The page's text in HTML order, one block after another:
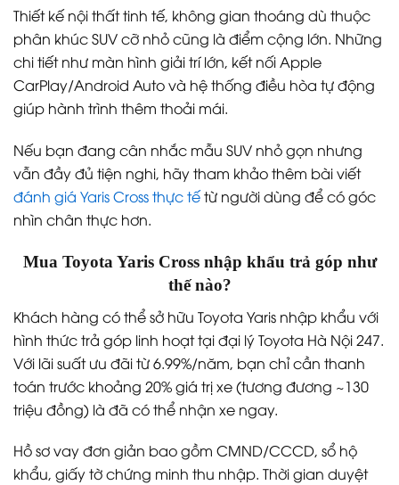
Thiết kế nội thất tinh tế, không gian thoáng dù thuộc
phân khúc SUV cỡ nhỏ cũng là điểm cộng lớn. Những
chi tiết như màn hình giải trí lớn, kết nối Apple
CarPlay/Android Auto và hệ thống điều hòa tự động
giúp hành trình thêm thoải mái.
Nếu bạn đang cân nhắc mẫu SUV nhỏ gọn nhưng
vẫn đầy đủ tiện nghi, hãy tham khảo thêm bài viết
đánh giá Yaris Cross thực tếtừ người dùng để có góc
nhìn chân thực hơn.
Mua Toyota Yaris Cross nhập khẩu trả góp như
thế nào?
Khách hàng có thể sở hữu Toyota Yaris nhập khẩu với
hình thức trả góp linh hoạt tại đại lý Toyota Hà Nội 247.
Với lãi suất ưu đãi từ 6.99%/năm, bạn chỉ cần thanh
toán trước khoảng 20% giá trị xe (tương đương ~130
triệu đồng) là đã có thể nhận xe ngay.
Hồ sơ vay đơn giản bao gồm CMND/CCCD, sổ hộ
khẩu, giấy tờ chứng minh thu nhập. Thời gian duyệt